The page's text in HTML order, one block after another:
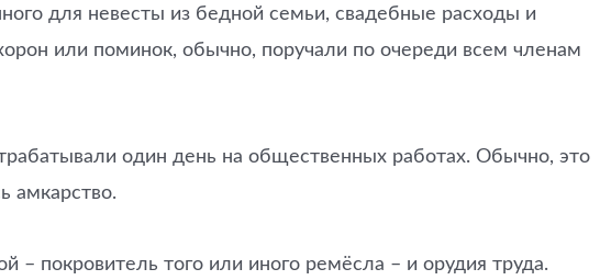
для невесты из бедной семьи, свадебные расходы и
или поминок, обычно, поручали по очереди всем членам
один день на общественных работах. Обычно, это
амкарство.
покровитель того или иного ремёсла – и орудия труда.